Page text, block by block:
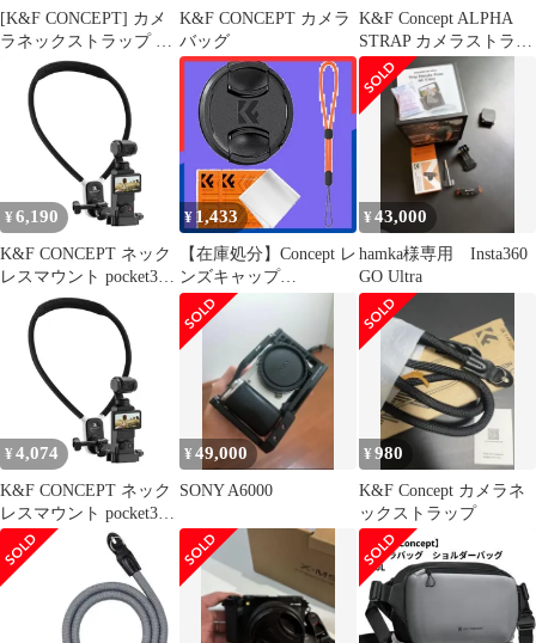
[K&F CONCEPT] カメ
ラネックストラップ カ
メラストラップ レザー
アクセサリー 軽量 速写
ストラップ クライミン
グロープ製ショルダー
ストラップ おしゃれ一
眼レフ/ミラーレス/デジ
カメ/デジタルカメラ用
（黒+白）
K&F CONCEPT カメラ
バッグ
K&F Concept ALPHA
STRAP カメラストラッ
プ
¥ 6,190
K&F CONCEPT ネック
レスマウント pocket3/4
用 GoPro用 insta360用
アクションカメラ用 車
載マウント 調整可能
GoPro/DJI/Insta360/カメ
ラに対応 アクションカ
メラアクセサリーe
b4c3ca9b
¥ 1,433
【在庫処分】Concept レ
ンズキャップ
58mm【自社開発】4点
セット K&F カメラキ
ャップ+クリニングクロ
ス+落下防止ストラップ
レンズプロテクトキャ
ップ インナー式 ワンタ
ッチ
¥43,000
hamka様専用 Insta360
GO Ultra
¥ 4,074
K&F CONCEPT ネック
レスマウント pocket3/4
用 GoPro用 insta360用
アクションカメラ用 首
掛け 調整可能
¥49,000
SONY A6000
¥980
K&F Concept カメラネ
ックストラップ